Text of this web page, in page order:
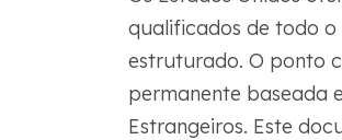
qualificados de todo o
estruturado. O ponto
permanente baseada
Estrangeiros. Este